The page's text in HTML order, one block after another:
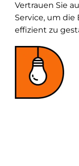
Vertrauen Sie
Service, um die
effizient zu